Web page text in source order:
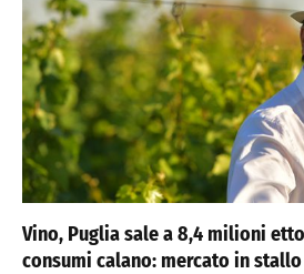
Vino, Puglia sale a 8,4 milioni
consumi calano: mercato in stallo